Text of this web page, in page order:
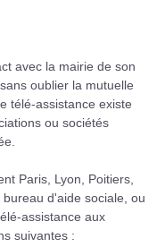
avec la mairie de son
oublier la mutuelle
télé-assistance existe
ou sociétés
Paris, Lyon, Poitiers,
d'aide sociale, ou
assistance aux
suivantes :